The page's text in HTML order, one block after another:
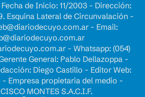
de Inicio: 11/2003 - Dirección:
Esquina Lateral de Circunvalación -
- Email:
- Whatsapp: (054)
General: Pablo Dellazoppa -
Diego Castillo - Editor Web:
Empresa propietaria del medio -
MONTES S.A.C.I.F.